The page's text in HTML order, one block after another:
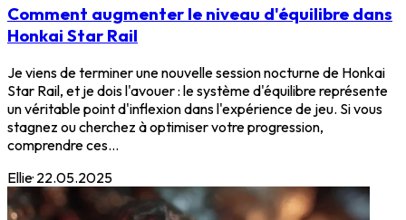
Comment augmenter le niveau d'équilibre dans
Honkai Star Rail
Je viens de terminer une nouvelle session nocturne de Honkai
Star Rail, et je dois l'avouer : le système d'équilibre représente
un véritable point d'inflexion dans l'expérience de jeu. Si vous
stagnez ou cherchez à optimiser votre progression,
comprendre ces...
Ellie· 22.05.2025